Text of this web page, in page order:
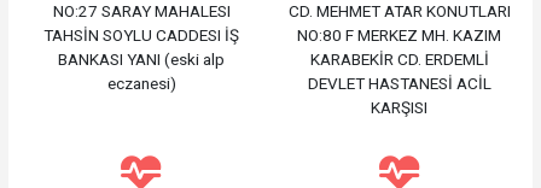
NO:27 SARAY MAHALESI
TAHSİN SOYLU CADDESI İŞ
BANKASI YANI (eski alp
eczanesi)
CD. MEHMET ATAR KONUTLARI
NO:80 F MERKEZ MH. KAZIM
KARABEKİR CD. ERDEMLİ
DEVLET HASTANESİ ACİL
KARŞISI